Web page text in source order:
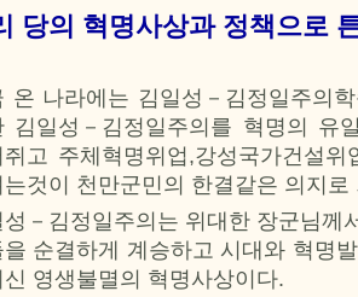
당의 혁명사상과 정책으로
온 나라에는 김일성－김정일주의
김일성－김정일주의를 혁명의 유
쥐고 주체혁명위업,강성국가건설
는것이 천만군민의 한결같은 의지로
성－김정일주의는 위대한 장군님께
을 순결하게 계승하고 시대와 혁명
신 영생불멸의 혁명사상이다.